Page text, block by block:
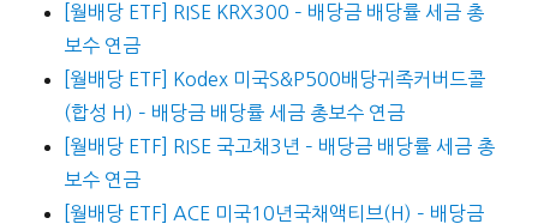
[월배당 ETF] RISE KRX300 – 배당금 배당률 세금 총
보수 연금
[월배당 ETF] Kodex 미국S&P500배당귀족커버드콜
(합성 H) – 배당금 배당률 세금 총보수 연금
[월배당 ETF] RISE 국고채3년 – 배당금 배당률 세금 총
보수 연금
[월배당 ETF] ACE 미국10년국채액티브(H) – 배당금